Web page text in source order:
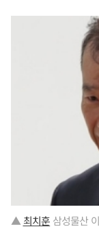
▲최치훈 삼성물산